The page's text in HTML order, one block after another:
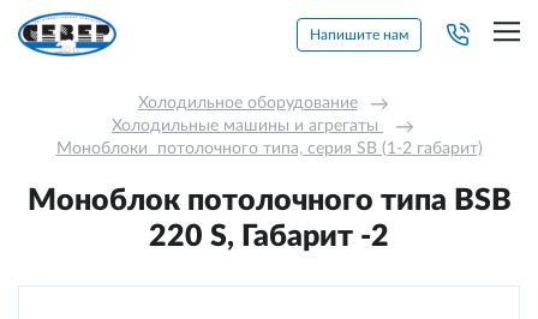
Напишите нам
Холодильное оборудование →
Холодильные машины и агрегаты →
Моноблоки  потолочного типа, серия SB (1-2 габарит)
Моноблок потолочного типа BSB
220 S, Габарит -2